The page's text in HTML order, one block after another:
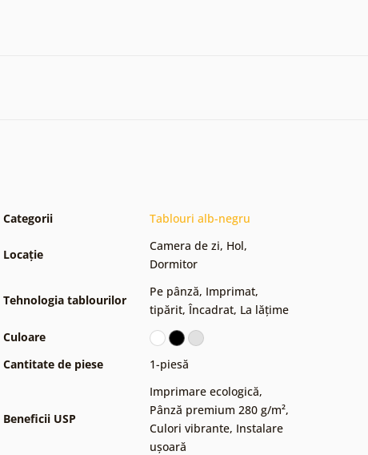
Categorii Tablouri alb-negru
Locație
Camera de zi, Hol,
Dormitor
Tehnologia tablourilor
Pe pânză, Imprimat,
tipărit,Încadrat, La lățime
Culoare
Cantitate de piese
1-piesă
Beneficii USP
Imprimare ecologică,
Pânză premium 280 g/m²,
Culori vibrante, Instalare
ușoară